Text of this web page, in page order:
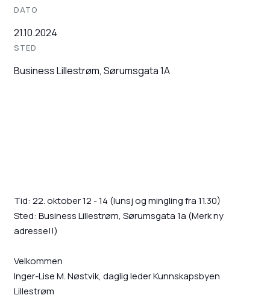
DATO
21.10.2024
STED
Business Lillestrøm, Sørumsgata 1A
Tid: 22. oktober 12 - 14 (lunsj og mingling fra 11.30)
Sted: Business Lillestrøm, Sørumsgata 1a (Merk ny
adresse!!)
Velkommen
Inger-Lise M. Nøstvik, daglig leder Kunnskapsbyen
Lillestrøm